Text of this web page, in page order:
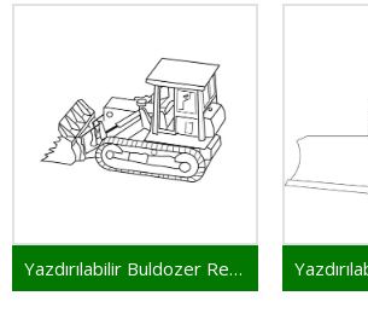
Yazdırılabilir Buldozer Resim